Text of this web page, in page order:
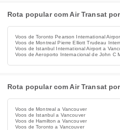
Rota popular com Air Transat
Voos de Toronto Pearson International
Voos de Montreal Pierre Elliott Trudeau
Voos de Istanbul International Airport a
Voos de Aeroporto Internacional de John C
Rota popular com Air Transat
Voos de Montreal a Vancouver
Voos de Istanbul a Vancouver
Voos de Hamilton a Vancouver
Voos de Toronto a Vancouver